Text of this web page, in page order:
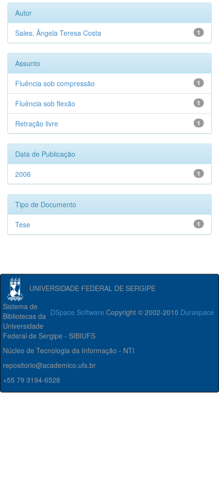
Autor
1
Sales, Ângela Teresa Costa
Assunto
1
Fluência sob compressão
1
Fluência sob flexão
1
Retração livre
Data de Publicação
1
2006
Tipo de Documento
1
Tese
UNIVERSIDADE FEDERAL DE SERGIPE
DSpace Software Copyright © 2002-2010 Duraspace
Sistema de
Bibliotecas da
Universidade
Federal de Sergipe - SIBIUFS
Núcleo de Tecnologia da Informação - NTI
repositorio@academico.ufs.br
+55 79 3194-6528